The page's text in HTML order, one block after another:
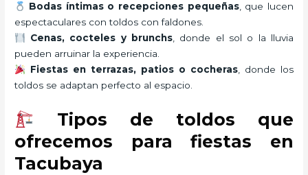
Bodas íntimas o recepciones pequeñas, que lucen
espectaculares con toldos con faldones.
Cenas, cocteles y brunchs, donde el sol o la lluvia
pueden arruinar la experiencia.
Fiestas en terrazas, patios o cocheras, donde los
toldos se adaptan perfecto al espacio.
Tipos de toldos que
ofrecemos para fiestas en
Tacubaya